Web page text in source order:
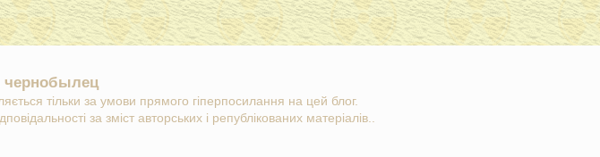
чернобылец
тільки за умови прямого гіперпосилання на цей блог.
за зміст авторських і републікованих матеріалів..